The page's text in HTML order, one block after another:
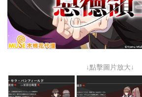
↓點擊圖片放大↓